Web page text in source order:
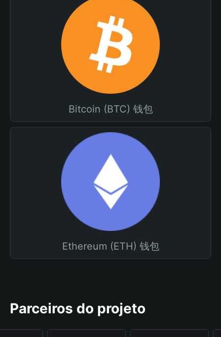
Bitcoin (BTC) 钱包
Ethereum (ETH) 钱包
Parceiros do projeto